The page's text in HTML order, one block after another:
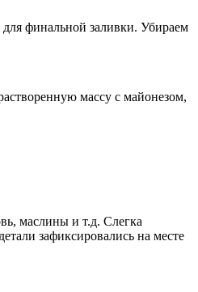
финальной заливки. Убираем
массу с майонезом,
маслины и т.д. Слегка
зафиксировались на месте